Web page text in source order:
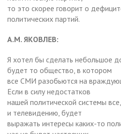
то это скорее говорит о
политических партий.
А.М. ЯКОВЛЕВ:
Я хотел бы сделать небольшое
будет то общество, в котором
все СМИ разобьются на
Если в силу недостатков
нашей политической системы
и телевидению, будет
выражать интересы каких-то